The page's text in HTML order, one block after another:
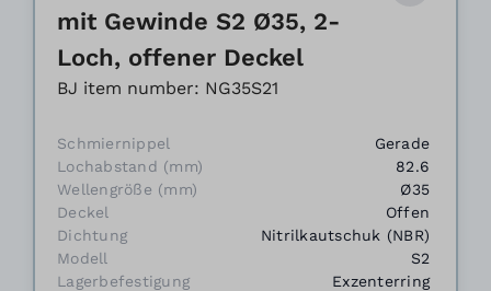
mit Gewinde S2 Ø35, 2-
Loch, offener Deckel
BJ item number: NG35S21
Schmiernippel
Gerade
Lochabstand (mm)
82.6
Wellengröße (mm)
Ø35
Deckel
Offen
Dichtung
Nitrilkautschuk (NBR)
Modell
S2
Lagerbefestigung
Exzenterring